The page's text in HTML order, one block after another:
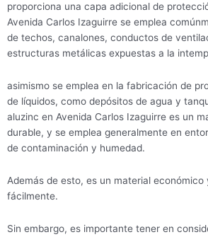
proporciona una capa adicional de
Avenida Carlos Izaguirre se emplea
de techos, canalones, conductos de
estructuras metálicas expuestas a la
asimismo se emplea en la fabricación de
de líquidos, como depósitos de agua y
aluzinc en Avenida Carlos Izaguirre es un
durable, y se emplea generalmente en
de contaminación y humedad.
Además de esto, es un material económico
fácilmente.
Sin embargo, es importante tener en